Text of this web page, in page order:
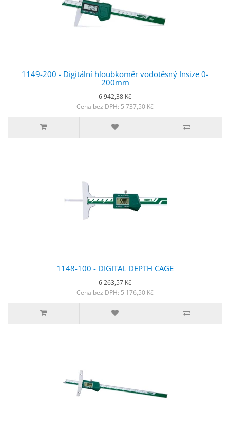
1149-200 - Digitální hloubkoměr vodotěsný Insize 0-
200mm
6 942,38 Kč
Cena bez DPH: 5 737,50 Kč
1148-100 - DIGITAL DEPTH CAGE
6 263,57 Kč
Cena bez DPH: 5 176,50 Kč